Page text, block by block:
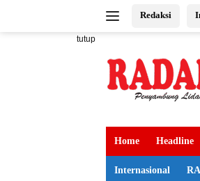
Redaksi
tutup
Home Headline
Internasional